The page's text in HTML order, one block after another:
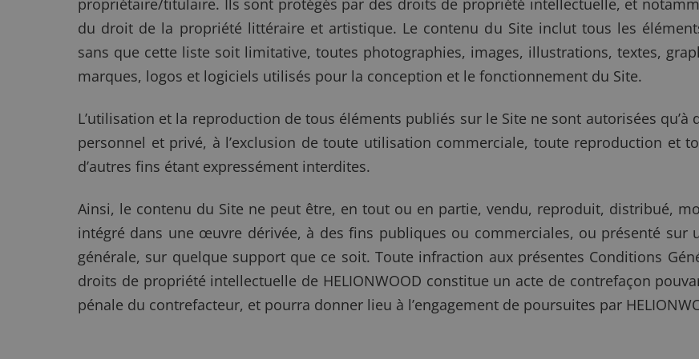
propriétaire/titulaire. Ils sont protégés par des droits de propriété intellectuelle, et
du droit de la propriété littéraire et artistique. Le contenu du Site inclut tous les
sans que cette liste soit limitative, toutes photographies, images, illustrations, textes,
marques, logos et logiciels utilisés pour la conception et le fonctionnement du Site.
L’utilisation et la reproduction de tous éléments publiés sur le Site ne sont autorisées qu’à
personnel et privé, à l’exclusion de toute utilisation commerciale, toute reproduction et
d’autres fins étant expressément interdites.
Ainsi, le contenu du Site ne peut être, en tout ou en partie, vendu, reproduit, distribué,
intégré dans une œuvre dérivée, à des fins publiques ou commerciales, ou présenté sur
générale, sur quelque support que ce soit. Toute infraction aux présentes Conditions
droits de propriété intellectuelle de HELIONWOOD constitue un acte de contrefaçon
pénale du contrefacteur, et pourra donner lieu à l’engagement de poursuites par